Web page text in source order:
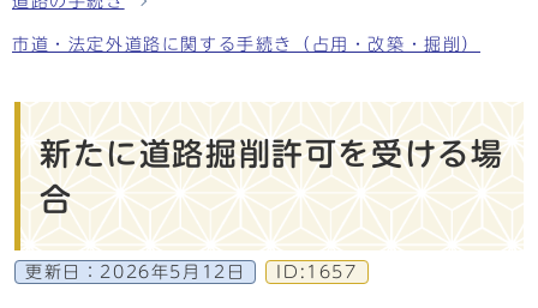
市道・法定外道路に関する手続き（占用・改築・掘削）
新たに道路掘削許可を受ける場
合
更新日： 2026年5月12日 ID:1657